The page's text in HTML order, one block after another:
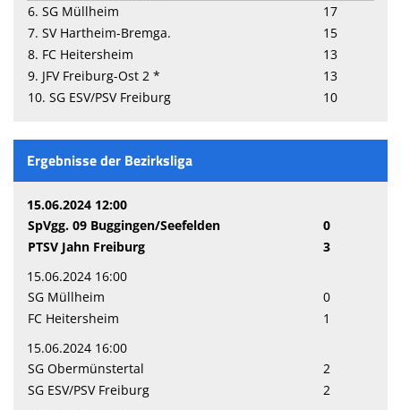
6. SG Müllheim
17
7. SV Hartheim-Bremga.
15
8. FC Heitersheim
13
9. JFV Freiburg-Ost 2 *
13
10. SG ESV/PSV Freiburg
10
Ergebnisse der Bezirksliga
15.06.2024 12:00
SpVgg. 09 Buggingen/Seefelden
0
PTSV Jahn Freiburg
3
15.06.2024 16:00
SG Müllheim
0
FC Heitersheim
1
15.06.2024 16:00
SG Obermünstertal
2
SG ESV/PSV Freiburg
2